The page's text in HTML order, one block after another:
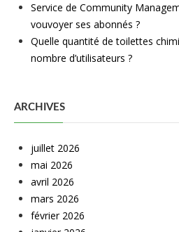
Service de Community
vouvoyer ses abonnés ?
Quelle quantité de toilettes
nombre d’utilisateurs ?
ARCHIVES
juillet 2026
mai 2026
avril 2026
mars 2026
février 2026